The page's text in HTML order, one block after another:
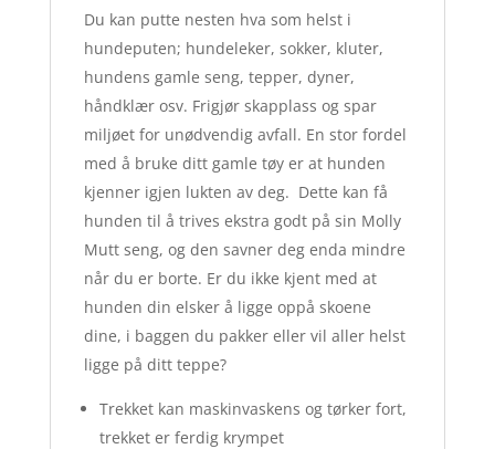
Du kan putte nesten hva som helst i
hundeputen; hundeleker, sokker, kluter,
hundens gamle seng, tepper, dyner,
håndklær osv. Frigjør skapplass og spar
miljøet for unødvendig avfall. En stor fordel
med å bruke ditt gamle tøy er at hunden
kjenner igjen lukten av deg. Dette kan få
hunden til å trives ekstra godt på sin Molly
Mutt seng, og den savner deg enda mindre
når du er borte. Er du ikke kjent med at
hunden din elsker å ligge oppå skoene
dine, i baggen du pakker eller vil aller helst
ligge på ditt teppe?
Trekket kan maskinvaskens og tørker fort,
trekket er ferdig krympet